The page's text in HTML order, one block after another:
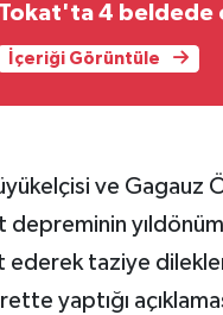
Tokat'ta 4 beldede
İçeriği Görüntüle
ve Gagauz
ederek taziye
yaptığı